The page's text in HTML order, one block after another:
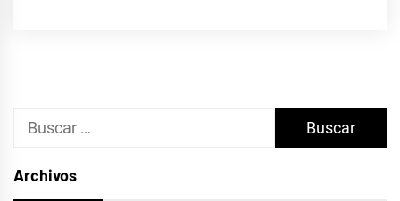
Buscar:
Archivos